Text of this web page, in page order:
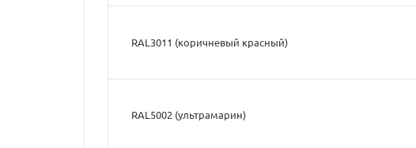
RAL3011 (коричневый красный)
RAL5002 (ультрамарин)